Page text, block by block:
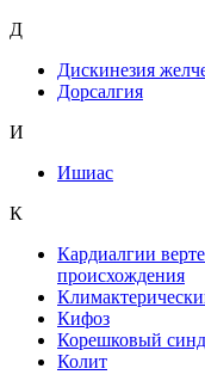
Д
Дискинезия
Дорсалгия
И
Ишиас
К
Кардиалгии
происхождения
Кифоз
Корешковый
Колит